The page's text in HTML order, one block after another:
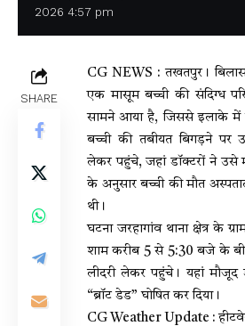
2026 4:57 pm
SHARE
CG NEWS : तखतपुर।
एक मासूम बच्ची की संदिग्ध
सामने आया है, जिससे इलाके में
बच्ची की तबीयत बिगड़ने पर
लेकर पहुंचे, जहां डॉक्टरों ने उसे
के अनुसार बच्ची की मौत
थी।
घटना जरहागांव थाना क्षेत्र के
शाम करीब 5 से 5:30 बजे के
लीदरी लेकर पहुंचे। यहां
“ब्रॉट डेड” घोषित कर दिया।
CG Weather Update :